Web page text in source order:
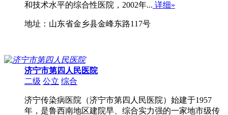
和技术水平的综合性医院，2002年... 详细»
地址：山东省金乡县金峰东路117号
济宁市第四人民医院
二级 公立 综合
济宁传染病医院（济宁市第四人民医院）始建于1957
年，是鲁西南地区建院早、综合实力强的一家地市级传